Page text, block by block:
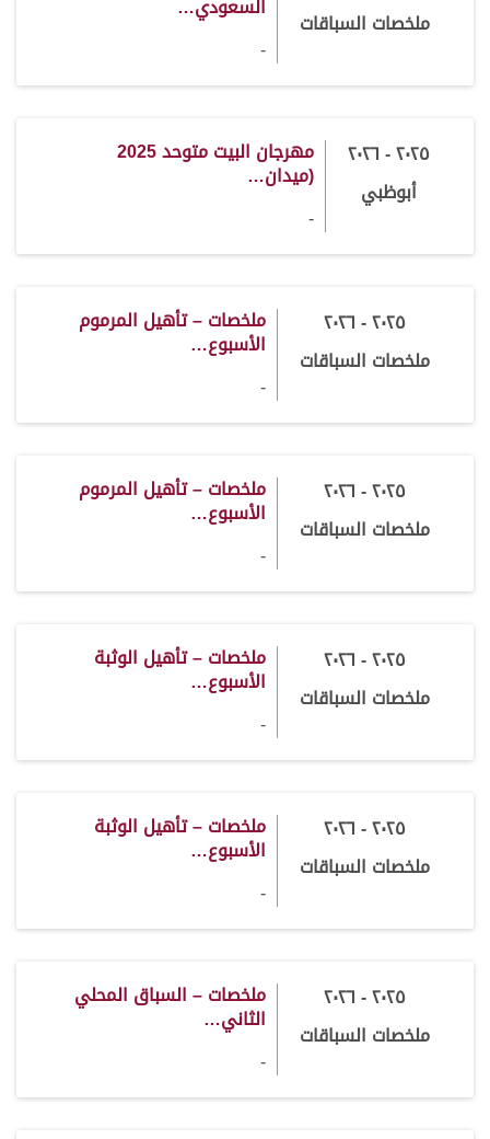
ملخصات السباقات
-
٢٠٢٥ - ٢٠٢٦
أبوظبي
مهرجان البيت متوحد 2025
(ميدان…
-
٢٠٢٥ - ٢٠٢٦
ملخصات السباقات
ملخصات – تأهيل المرموم
الأسبوع…
-
٢٠٢٥ - ٢٠٢٦
ملخصات السباقات
ملخصات – تأهيل المرموم
الأسبوع…
-
٢٠٢٥ - ٢٠٢٦
ملخصات السباقات
ملخصات – تأهيل الوثبة
الأسبوع…
-
٢٠٢٥ - ٢٠٢٦
ملخصات السباقات
ملخصات – تأهيل الوثبة
الأسبوع…
-
٢٠٢٥ - ٢٠٢٦
ملخصات السباقات
ملخصات – السباق المحلي
الثاني…
-